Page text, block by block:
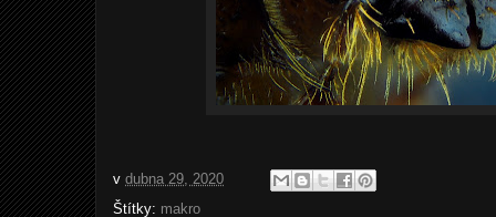
v dubna 29, 2020
Štítky: makro